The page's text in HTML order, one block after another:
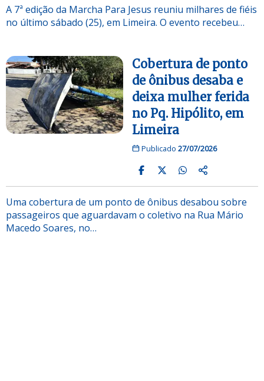
A 7ª edição da Marcha Para Jesus reuniu milhares de fiéis
no último sábado (25), em Limeira. O evento recebeu…
Cobertura de ponto
de ônibus desaba e
deixa mulher ferida
no Pq. Hipólito, em
Limeira
Publicado 27/07/2026
Uma cobertura de um ponto de ônibus desabou sobre
passageiros que aguardavam o coletivo na Rua Mário
Macedo Soares, no…